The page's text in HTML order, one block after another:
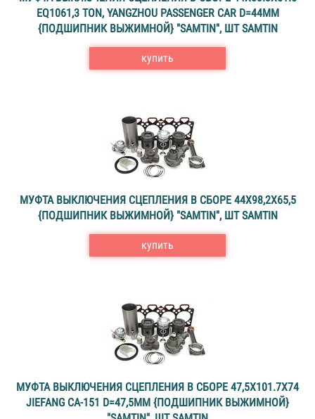
EQ1061,3 TON, YANGZHOU PASSENGER CAR D=44MM
{ПОДШИПНИК ВЫЖИМНОЙ} "SAMTIN", ШТ SAMTIN
купить
МУФТА ВЫКЛЮЧЕНИЯ СЦЕПЛЕНИЯ В СБОРЕ 44X98,2X65,5
{ПОДШИПНИК ВЫЖИМНОЙ} "SAMTIN", ШТ SAMTIN
купить
МУФТА ВЫКЛЮЧЕНИЯ СЦЕПЛЕНИЯ В СБОРЕ 47,5X101.7X74
JIEFANG CA-151 D=47,5MM {ПОДШИПНИК ВЫЖИМНОЙ}